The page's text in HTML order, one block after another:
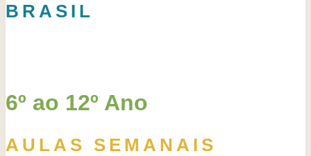
BRASIL
6º ao 12º Ano
AULAS SEMANAIS